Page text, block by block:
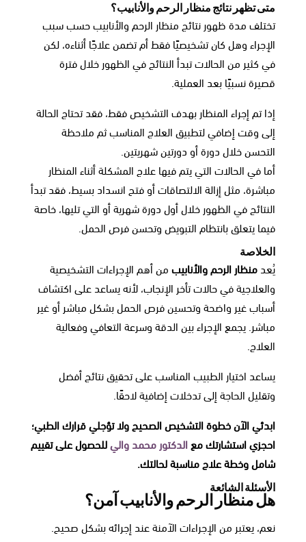
متى تظهر نتائج منظار الرحم والأنابيب؟
تختلف مدة ظهور نتائج منظار الرحم والأنابيب حسب سبب
الإجراء وهل كان تشخيصيًا فقط أم تضمن علاجًا أثناءه، لكن
في كثير من الحالات تبدأ النتائج في الظهور خلال فترة
قصيرة نسبيًا بعد العملية.
إذا تم إجراء المنظار بهدف التشخيص فقط، فقد تحتاج الحالة
إلى وقت إضافي لتطبيق العلاج المناسب ثم ملاحظة
التحسن خلال دورة أو دورتين شهريتين.
أما في الحالات التي يتم فيها علاج المشكلة أثناء المنظار
مباشرة، مثل إزالة الالتصاقات أو فتح انسداد بسيط، فقد تبدأ
النتائج في الظهور خلال أول دورة شهرية أو التي تليها، خاصة
فيما يتعلق بانتظام التبويض وتحسن فرص الحمل.
الخلاصة
يُعدمنظار الرحم والأنابيبمن أهم الإجراءات التشخيصية
والعلاجية في حالات تأخر الإنجاب، لأنه يساعد على اكتشاف
أسباب غير واضحة وتحسين فرص الحمل بشكل مباشر أو غير
مباشر. يجمع الإجراء بين الدقة وسرعة التعافي وفعالية
العلاج.
يساعد اختيار الطبيب المناسب على تحقيق نتائج أفضل
وتقليل الحاجة إلى تدخلات إضافية لاحقًا.
ابدئي الآن خطوة التشخيص الصحيح ولا تؤجلي قرارك الطبي؛
احجزي استشارتك معالدكتور محمد واليللحصول على تقييم
شامل وخطة علاج مناسبة لحالتك.
الأسئلة الشائعة
هل منظار الرحم والأنابيب آمن؟
نعم، يعتبر من الإجراءات الآمنة عند إجرائه بشكل صحيح.